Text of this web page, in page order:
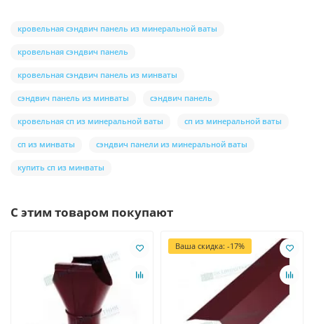
кровельная сэндвич панель из минеральной ваты
кровельная сэндвич панель
кровельная сэндвич панель из минваты
сэндвич панель из минваты сэндвич панель
кровельная сп из минеральной ваты сп из минеральной ваты
сп из минваты сэндвич панели из минеральной ваты
купить сп из минваты
С этим товаром покупают
Ваша скидка: -17%